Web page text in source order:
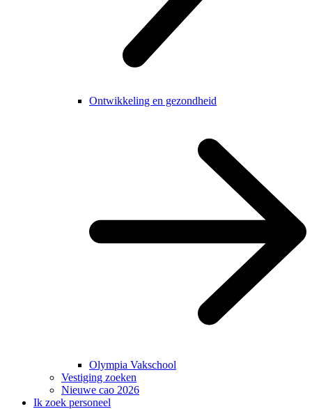
Ontwikkeling en gezondheid
Olympia Vakschool
Vestiging zoeken
Nieuwe cao 2026
Ik zoek personeel